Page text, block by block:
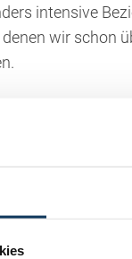
intensive
wir schon